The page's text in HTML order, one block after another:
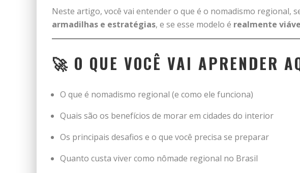
Neste artigo, você vai entender o que é o nomadismo regional,
armadilhas e estratégias, e se esse modelo é realmente
🚀 O QUE VOCÊ VAI APRENDER
O que é nomadismo regional (e como ele funciona)
Quais são os benefícios de morar em cidades do interior
Os principais desafios e o que você precisa se preparar
Quanto custa viver como nômade regional no Brasil